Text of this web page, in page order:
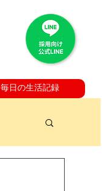
毎日の生活記録